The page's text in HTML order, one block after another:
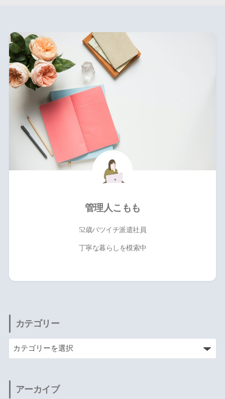
管理人こもも
52歳バツイチ派遣社員
丁寧な暮らしを模索中
カテゴリー
アーカイブ